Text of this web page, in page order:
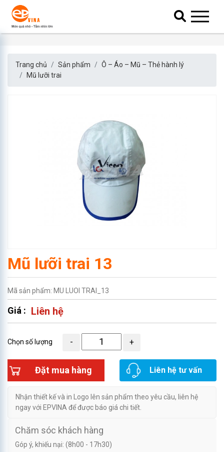
Trang chủ Sản phẩm
Ô – Áo – Mũ – Thẻ hành lý
Mũ lưỡi trai
Mũ lưỡi trai 13
Mã sản phẩm: MU LUOI TRAI_13
Giá : Liên hệ
Chọn số lượng
Đặt mua hàng Liên hệ tư vấn
Nhận thiết kế và in Logo lên sản phẩm theo yêu cầu, liên hệ
ngay với EPVINA để được báo giá chi tiết.
Chăm sóc khách hàng
Góp ý, khiếu nại: (8h00 - 17h30)